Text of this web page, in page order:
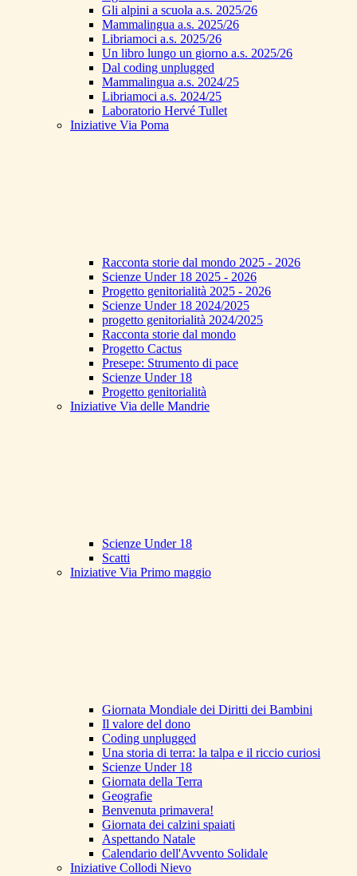
Gli alpini a scuola a.s. 2025/26
Mammalingua a.s. 2025/26
Libriamoci a.s. 2025/26
Un libro lungo un giorno a.s. 2025/26
Dal coding unplugged
Mammalingua a.s. 2024/25
Libriamoci a.s. 2024/25
Laboratorio Hervé Tullet
Iniziative Via Poma
Racconta storie dal mondo 2025 - 2026
Scienze Under 18 2025 - 2026
Progetto genitorialità 2025 - 2026
Scienze Under 18 2024/2025
progetto genitorialità 2024/2025
Racconta storie dal mondo
Progetto Cactus
Presepe: Strumento di pace
Scienze Under 18
Progetto genitorialità
Iniziative Via delle Mandrie
Scienze Under 18
Scatti
Iniziative Via Primo maggio
Giornata Mondiale dei Diritti dei Bambini
Il valore del dono
Coding unplugged
Una storia di terra: la talpa e il riccio curiosi
Scienze Under 18
Giornata della Terra
Geografie
Benvenuta primavera!
Giornata dei calzini spaiati
Aspettando Natale
Calendario dell'Avvento Solidale
Iniziative Collodi Nievo